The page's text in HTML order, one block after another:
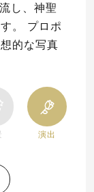
し、神聖
。 プロポ
的な写真
演出